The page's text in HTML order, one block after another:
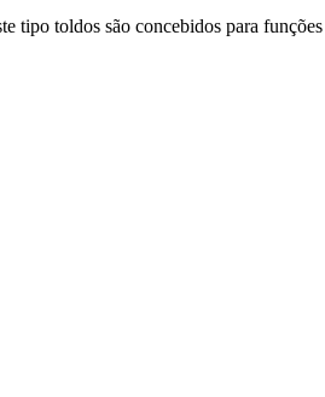
tipo toldos são concebidos para